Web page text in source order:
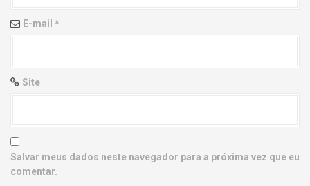
n E-mail *
Site
Salvar meus dados neste navegador para a próxima vez que eu
comentar.